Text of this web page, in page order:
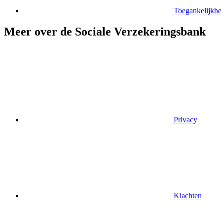
Meer over de Sociale Verzekeringsbank
Privacy
Klachten